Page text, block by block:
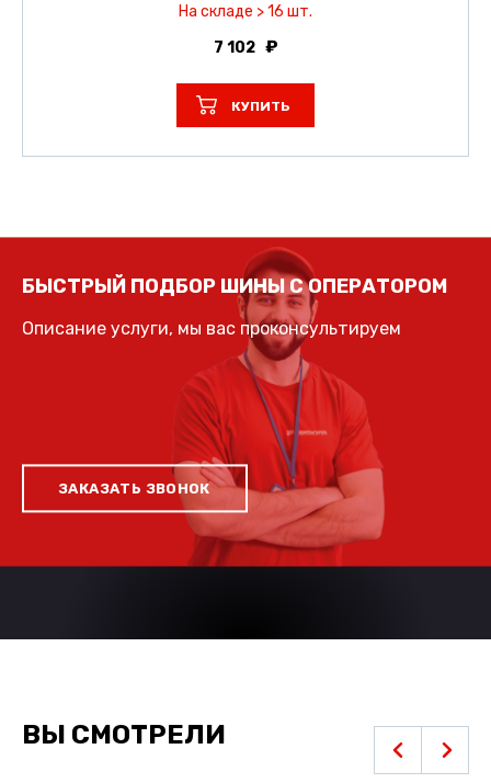
На складе > 16 шт.
7 102
КУПИТЬ
БЫСТРЫЙ ПОДБОР ШИНЫ С ОПЕРАТОРОМ
Описание услуги, мы вас проконсультируем
ЗАКАЗАТЬ ЗВОНОК
ВЫ СМОТРЕЛИ